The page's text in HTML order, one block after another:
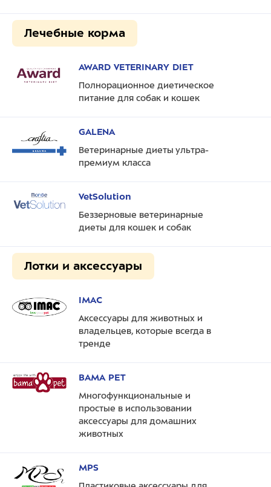
Лечебные корма
AWARD VETERINARY DIET
Полнорационное диетическое
питание для собак и кошек
GALENA
Ветеринарные диеты ультра-
премиум класса
VetSolution
Беззерновые ветеринарные
диеты для кошек и собак
Лотки и аксессуары
IMAC
Аксессуары для животных и
владельцев, которые всегда в
тренде
BAMA PET
Многофункциональные и
простые в использовании
аксессуары для домашних
животных
MPS